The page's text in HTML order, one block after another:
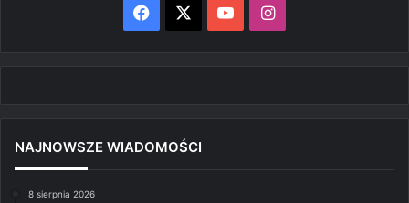
Facebook YouTubeInstagram
NAJNOWSZE WIADOMOŚCI
8 sierpnia 2026